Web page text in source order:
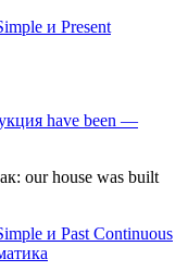
и Present
have been —
our house was built
и Past Continuous